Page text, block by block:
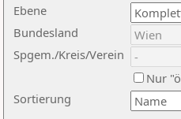
Ebene
Sortierung
Bundesland
Spgem./Kreis/Verein
Nur